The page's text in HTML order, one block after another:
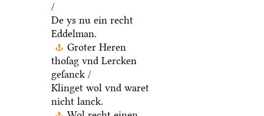
/
De ys nu ein recht
Eddelman.
Groter Heren
thoſag vnd Lercken
geſanck /
Klinget wol vnd waret
nicht lanck.